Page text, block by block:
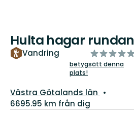
Hulta hagar rundan
Vandring
av
5
betygsätt denna
plats!
Län:
Västra Götalands län
6695.95 km från dig